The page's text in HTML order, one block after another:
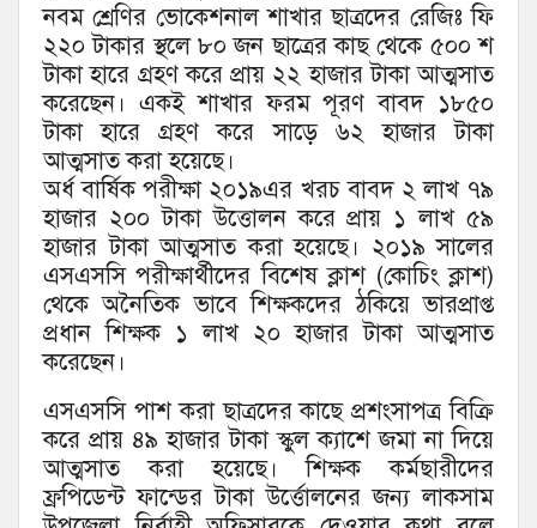
নবম শ্রেণির ভোকেশনাল শাখার ছাত্রদের রেজিঃ ফি
২২০ টাকার স্থলে ৮০ জন ছাত্রের কাছ থেকে ৫০০ শ
টাকা হারে গ্রহণ করে প্রায় ২২ হাজার টাকা আত্মসাত
করেছেন। একই শাখার ফরম পূরণ বাবদ ১৮৫০
টাকা হারে গ্রহণ করে সাড়ে ৬২ হাজার টাকা
আত্মসাত করা হয়েছে।
অর্ধ বার্ষিক পরীক্ষা ২০১৯এর খরচ বাবদ ২ লাখ ৭৯
হাজার ২০০ টাকা উত্তোলন করে প্রায় ১ লাখ ৫৯
হাজার টাকা আত্মসাত করা হয়েছে। ২০১৯ সালের
এসএসসি পরীক্ষার্থীদের বিশেষ ক্লাশ (কোচিং ক্লাশ)
থেকে অনৈতিক ভাবে শিক্ষকদের ঠকিয়ে ভারপ্রাপ্ত
প্রধান শিক্ষক ১ লাখ ২০ হাজার টাকা আত্মসাত
করেছেন।
এসএসসি পাশ করা ছাত্রদের কাছে প্রশংসাপত্র বিক্রি
করে প্রায় ৪৯ হাজার টাকা স্কুল ক্যাশে জমা না দিয়ে
আত্মসাত করা হয়েছে। শিক্ষক কর্মছারীদের
ফ্রপিডেন্ট ফান্ডের টাকা উর্ত্তোলনের জন্য লাকসাম